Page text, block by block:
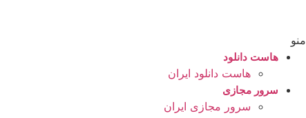
منو
هاست دانلود
هاست دانلود ایران
سرور مجازی
سرور مجازی ایران